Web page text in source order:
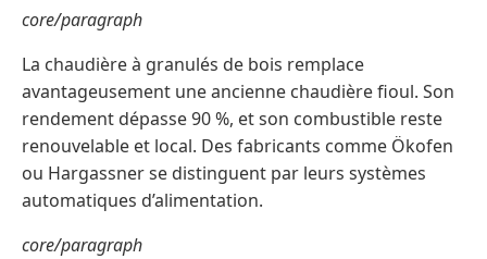
core/paragraph
La chaudière à granulés de bois remplace
avantageusement une ancienne chaudière fioul. Son
rendement dépasse 90 %, et son combustible reste
renouvelable et local. Des fabricants comme Ökofen
ou Hargassner se distinguent par leurs systèmes
automatiques d’alimentation.
core/paragraph